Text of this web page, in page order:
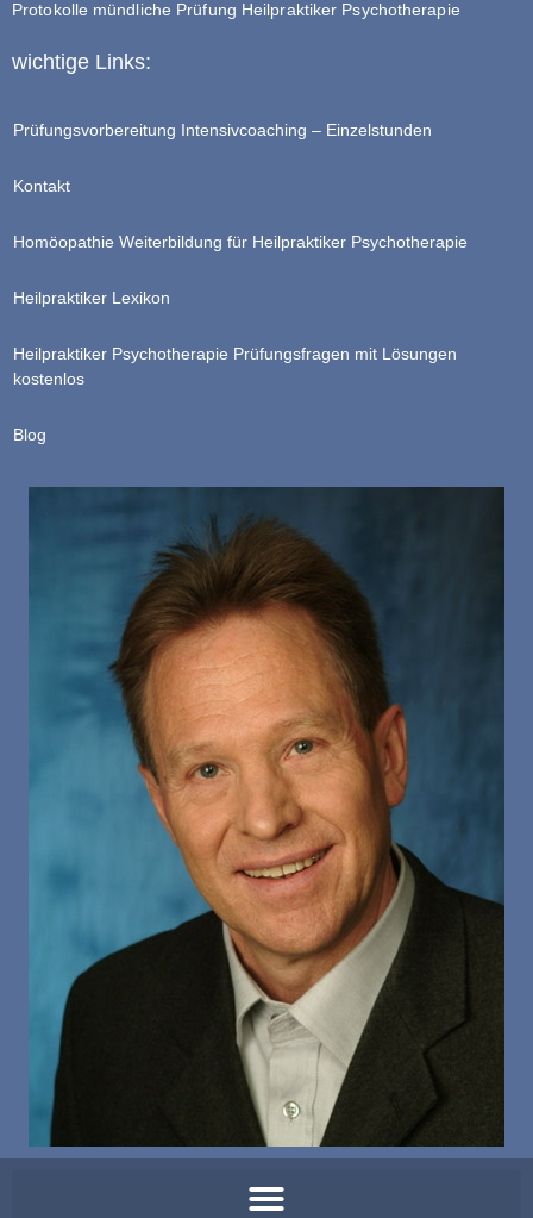
Protokolle mündliche Prüfung Heilpraktiker Psychotherapie
wichtige Links:
Prüfungsvorbereitung Intensivcoaching – Einzelstunden
Kontakt
Homöopathie Weiterbildung für Heilpraktiker Psychotherapie
Heilpraktiker Lexikon
Heilpraktiker Psychotherapie Prüfungsfragen mit Lösungen
kostenlos
Blog